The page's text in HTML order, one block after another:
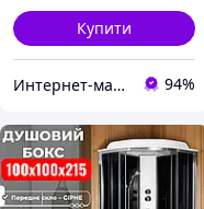
Купити
Интернет-магазин Строй Дом 94%